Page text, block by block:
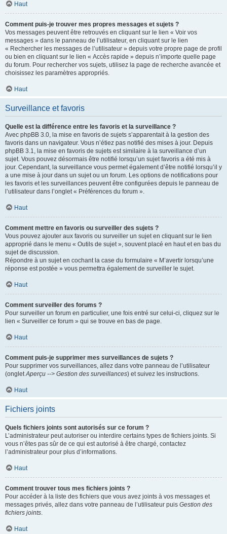
Haut
Comment puis-je trouver mes propres messages et sujets ?
Vos messages peuvent être retrouvés en cliquant sur le lien « Voir vos
messages » dans le panneau de l’utilisateur, en cliquant sur le lien
« Rechercher les messages de l’utilisateur » depuis votre propre page de profil
ou bien en cliquant sur le lien « Accès rapide » depuis n’importe quelle page
du forum. Pour rechercher vos sujets, utilisez la page de recherche avancée et
choisissez les paramètres appropriés.
Haut
Surveillance et favoris
Quelle est la différence entre les favoris et la surveillance ?
Avec phpBB 3.0, la mise en favoris de sujets s’apparentait à la gestion des
favoris dans un navigateur. Vous n’étiez pas notifié des mises à jour. Depuis
phpBB 3.1, la mise en favoris de sujets est similaire à la surveillance d’un
sujet. Vous pouvez désormais être notifié lorsqu’un sujet favoris a été mis à
jour. Cependant, la surveillance vous permet également d’être notifié lorsqu’il y
a une mise à jour dans un sujet ou un forum. Les options de notifications pour
les favoris et les surveillances peuvent être configurées depuis le panneau de
l’utilisateur dans l’onglet « Préférences du forum ».
Haut
Comment mettre en favoris ou surveiller des sujets ?
Vous pouvez ajouter aux favoris ou surveiller un sujet en cliquant sur le lien
approprié dans le menu « Outils de sujet », souvent placé en haut et en bas du
sujet de discussion.
Répondre à un sujet en cochant la case du formulaire « M’avertir lorsqu’une
réponse est postée » vous permettra également de surveiller le sujet.
Haut
Comment surveiller des forums ?
Pour surveiller un forum en particulier, une fois entré sur celui-ci, cliquez sur le
lien « Surveiller ce forum » qui se trouve en bas de page.
Haut
Comment puis-je supprimer mes surveillances de sujets ?
Pour supprimer vos surveillances, allez dans votre panneau de l’utilisateur
(ongletAperçu --> Gestion des surveillances) et suivez les instructions.
Haut
Fichiers joints
Quels fichiers joints sont autorisés sur ce forum ?
L’administrateur peut autoriser ou interdire certains types de fichiers joints. Si
vous n’êtes pas sûr de ce qui est autorisé à être chargé, contactez
l’administrateur pour plus d’informations.
Haut
Comment trouver tous mes fichiers joints ?
Pour accéder à la liste des fichiers que vous avez joints à vos messages et
messages privés, allez dans votre panneau de l’utilisateur puis Gestion des
fichiers joints.
Haut